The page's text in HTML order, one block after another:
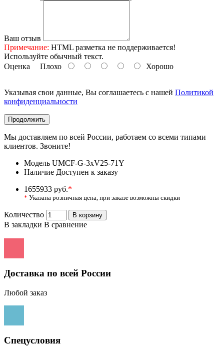
Ваш отзыв
Примечание: HTML разметка не поддерживается!
Используйте обычный текст.
Оценка Плохо Хорошо
Указывая свои данные, Вы соглашаетесь с нашей Политикой
конфиденциальности
Продолжить
Мы доставляем по всей России, работаем со всеми типами
клиентов. Звоните!
Модель UMCF-G-3xV25-71Y
Наличие Доступен к заказу
1655933 руб.*
* Указана розничная цена, при заказе возможны скидки
Количество В корзину
В закладки В сравнение
Доставка по всей России
Любой заказ
Спецусловия